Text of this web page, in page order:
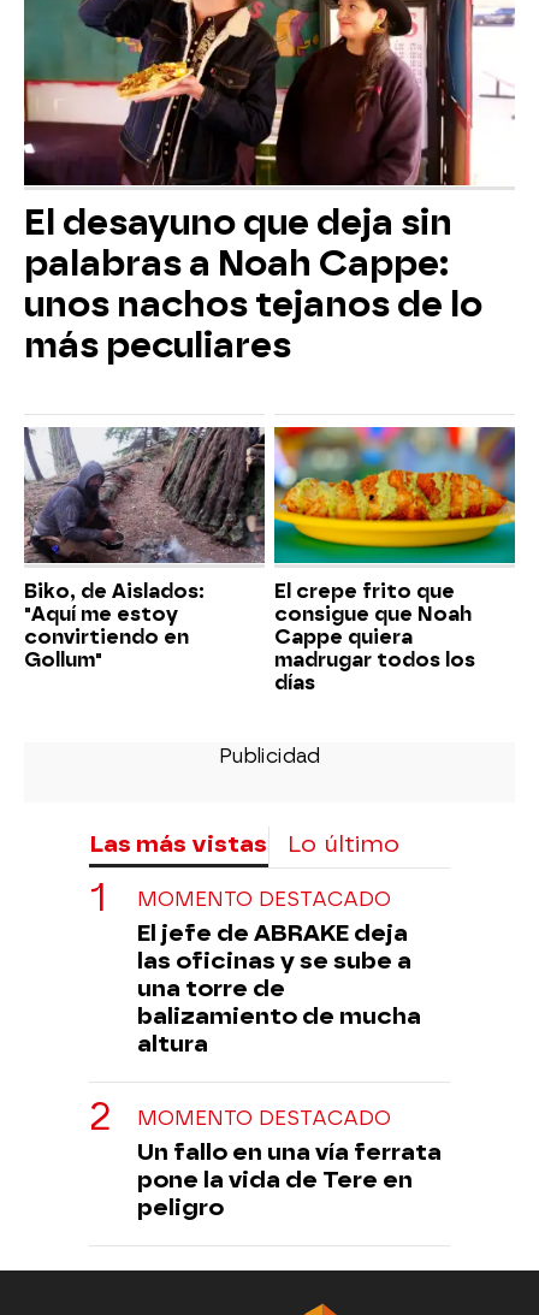
El desayuno que deja sin
palabras a Noah Cappe:
unos nachos tejanos de lo
más peculiares
Biko, de Aislados:
"Aquí me estoy
convirtiendo en
Gollum"
El crepe frito que
consigue que Noah
Cappe quiera
madrugar todos los
días
Las más vistas Lo último
MOMENTO DESTACADO
El jefe de ABRAKE deja
las oficinas y se sube a
una torre de
balizamiento de mucha
altura
MOMENTO DESTACADO
Un fallo en una vía ferrata
pone la vida de Tere en
peligro